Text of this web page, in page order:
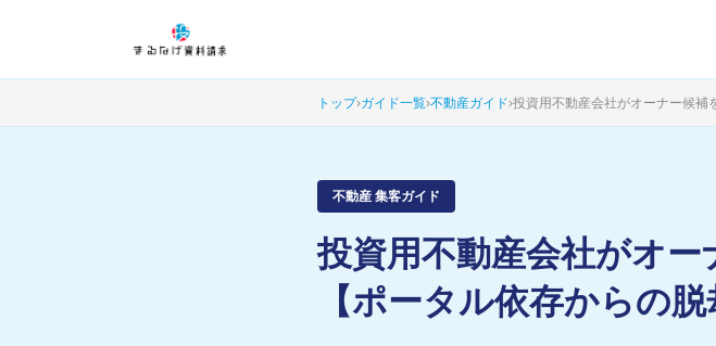
トップ›ガイド一覧›不動産ガイド›投資用不動産会社がオーナー候補
不動産 集客ガイド
投資用不動産会社がオ
【ポータル依存からの脱